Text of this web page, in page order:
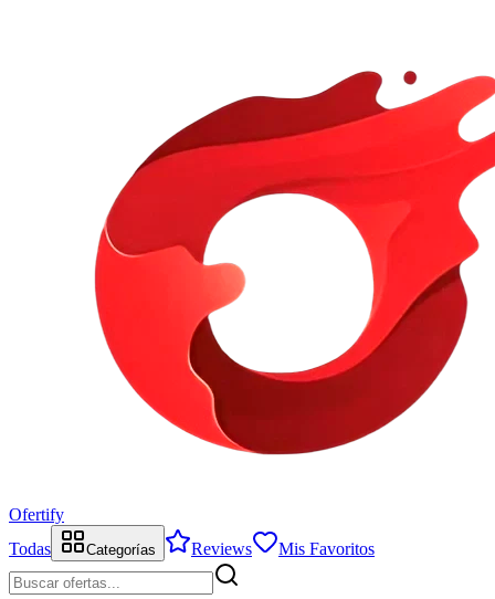
Ofertify
Todas
Categorías Reviews Mis Favoritos